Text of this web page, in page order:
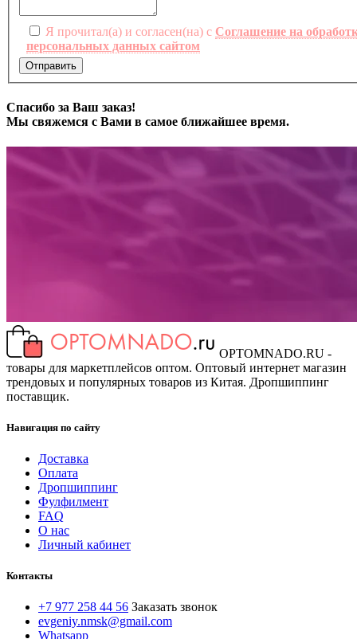
Я прочитал(а) и согласен(на) с Соглашение на
персональных данных сайтом
Отправить
Спасибо за Ваш заказ!
Мы свяжемся с Вами в самое ближайшее время.
OPTOMNADO.RU -
товары для маркетплейсов оптом. Оптовый интернет магазин
трендовых и популярных товаров из Китая. Дропшиппинг
поставщик.
Навигация по сайту
Доставка
Оплата
Дропшиппинг
Фулфилмент
FAQ
О нас
Личный кабинет
Контакты
+7 977 258 44 56 Заказать звонок
evgeniy.nmsk@gmail.com
Whatsapp